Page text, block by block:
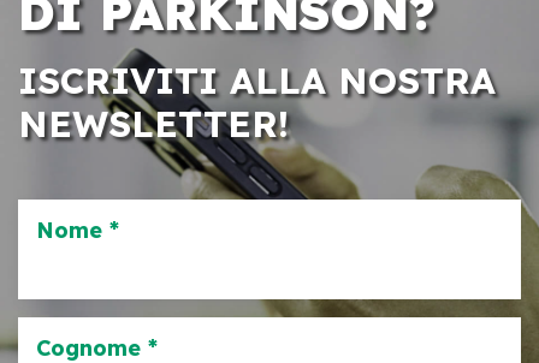
DI PARKINSON?
ISCRIVITI ALLA NOSTRA
NEWSLETTER!
Nome *
Cognome *